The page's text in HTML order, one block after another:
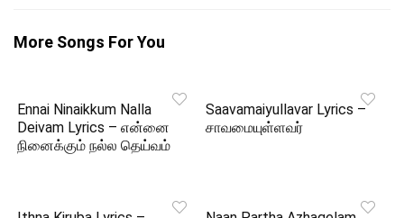
More Songs For You
Ennai Ninaikkum Nalla
Deivam Lyrics – என்னை
நினைக்கும் நல்ல தெய்வம்
Saavamaiyullavar Lyrics –
சாவமையுள்ளவர்